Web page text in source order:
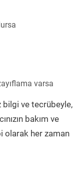
varsa
bilgi ve tecrübeyle,
bakım ve
olarak her zaman